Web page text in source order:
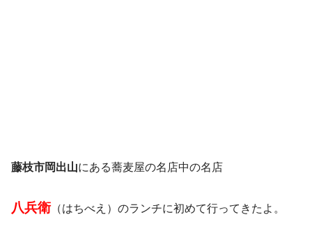
藤枝市岡出山にある蕎麦屋の名店中の名店
八兵衛（はちべえ）のランチに初めて行ってきたよ。